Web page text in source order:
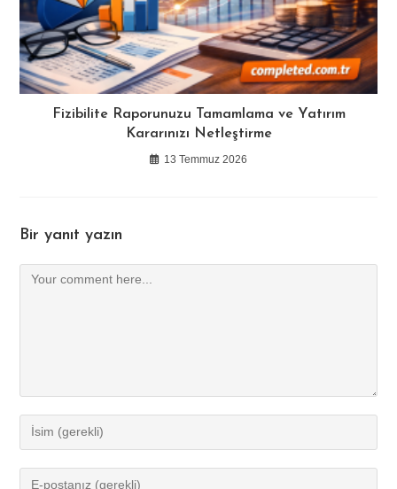
Fizibilite Raporunuzu Tamamlama ve Yatırım
Kararınızı Netleştirme
13 Temmuz 2026
Bir yanıt yazın
Comment
Enter
your
name
Enter